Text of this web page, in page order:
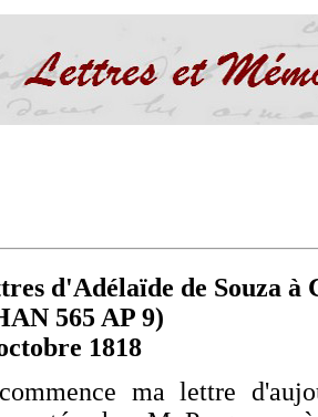
d'Adélaïde de Souza à
565 AP 9)
1818
ma lettre